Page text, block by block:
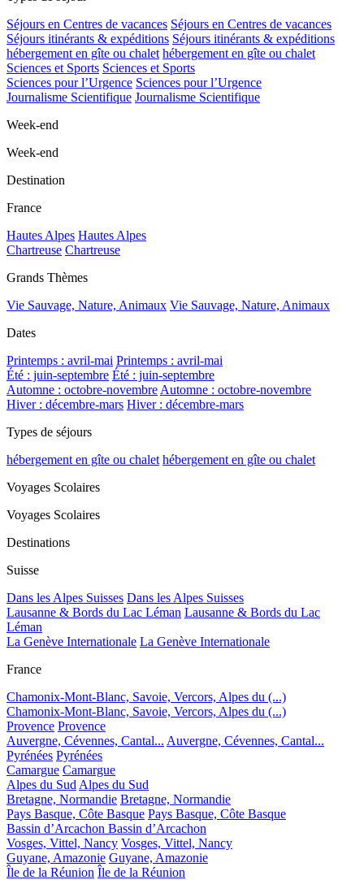
Séjours en Centres de vacances Séjours en Centres de vacances
Séjours itinérants & expéditions Séjours itinérants & expéditions
hébergement en gîte ou chalet hébergement en gîte ou chalet
Sciences et Sports Sciences et Sports
Sciences pour l’Urgence Sciences pour l’Urgence
Journalisme Scientifique Journalisme Scientifique
Week-end
Week-end
Destination
France
Hautes Alpes Hautes Alpes
Chartreuse Chartreuse
Grands Thèmes
Vie Sauvage, Nature, Animaux Vie Sauvage, Nature, Animaux
Dates
Printemps : avril-mai Printemps : avril-mai
Été : juin-septembre Été : juin-septembre
Automne : octobre-novembre Automne : octobre-novembre
Hiver : décembre-mars Hiver : décembre-mars
Types de séjours
hébergement en gîte ou chalet hébergement en gîte ou chalet
Voyages Scolaires
Voyages Scolaires
Destinations
Suisse
Dans les Alpes Suisses Dans les Alpes Suisses
Lausanne & Bords du Lac Léman Lausanne & Bords du Lac
Léman
La Genève Internationale La Genève Internationale
France
Chamonix-Mont-Blanc, Savoie, Vercors, Alpes du (...)
Chamonix-Mont-Blanc, Savoie, Vercors, Alpes du (...)
Provence Provence
Auvergne, Cévennes, Cantal... Auvergne, Cévennes, Cantal...
Pyrénées Pyrénées
Camargue Camargue
Alpes du Sud Alpes du Sud
Bretagne, Normandie Bretagne, Normandie
Pays Basque, Côte Basque Pays Basque, Côte Basque
Bassin d’Arcachon Bassin d’Arcachon
Vosges, Vittel, Nancy Vosges, Vittel, Nancy
Guyane, Amazonie Guyane, Amazonie
Île de la Réunion Île de la Réunion